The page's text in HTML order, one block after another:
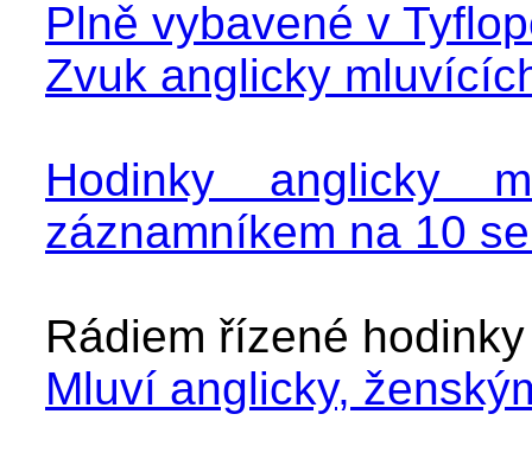
Plně vybavené v
Zvuk anglicky
Hodinky anglicky
záznamníkem na 10
Rádiem řízené
Mluví anglicky,